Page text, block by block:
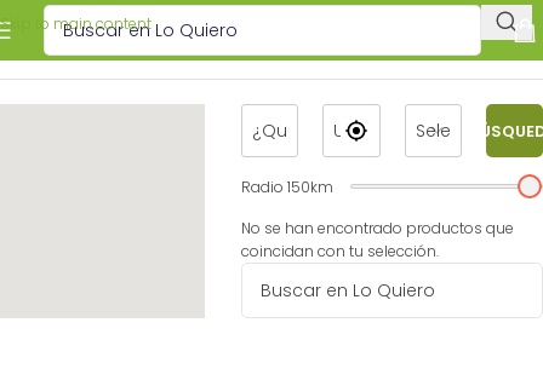
Skip to main content
Radio150km
No se han encontrado productos que
coincidan con tu selección.